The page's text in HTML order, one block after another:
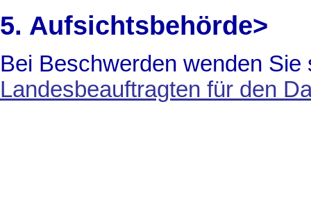
5. Aufsichtsbehörde>
Bei Beschwerden wenden Sie
Landesbeauftragten für den